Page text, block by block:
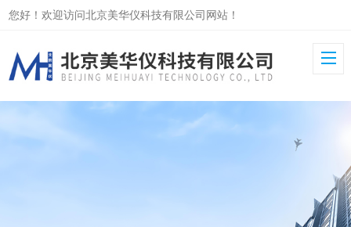
您好！欢迎访问北京美华仪科技有限公司网站！